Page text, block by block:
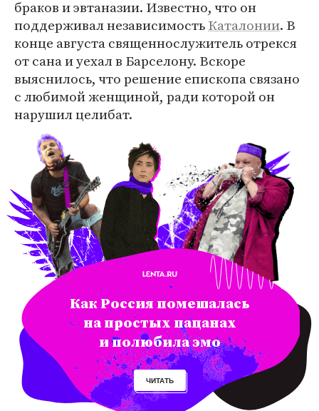
браков и эвтаназии. Известно, что он
поддерживал независимостьКаталонии. В
конце августа священнослужитель отрекся
от сана и уехал в Барселону. Вскоре
выяснилось, что решение епископа связано
с любимой женщиной, ради которой он
нарушил целибат.
Как Россия помешалась
на простых пацанах
и полюбила эмо
ЧИТАТЬ